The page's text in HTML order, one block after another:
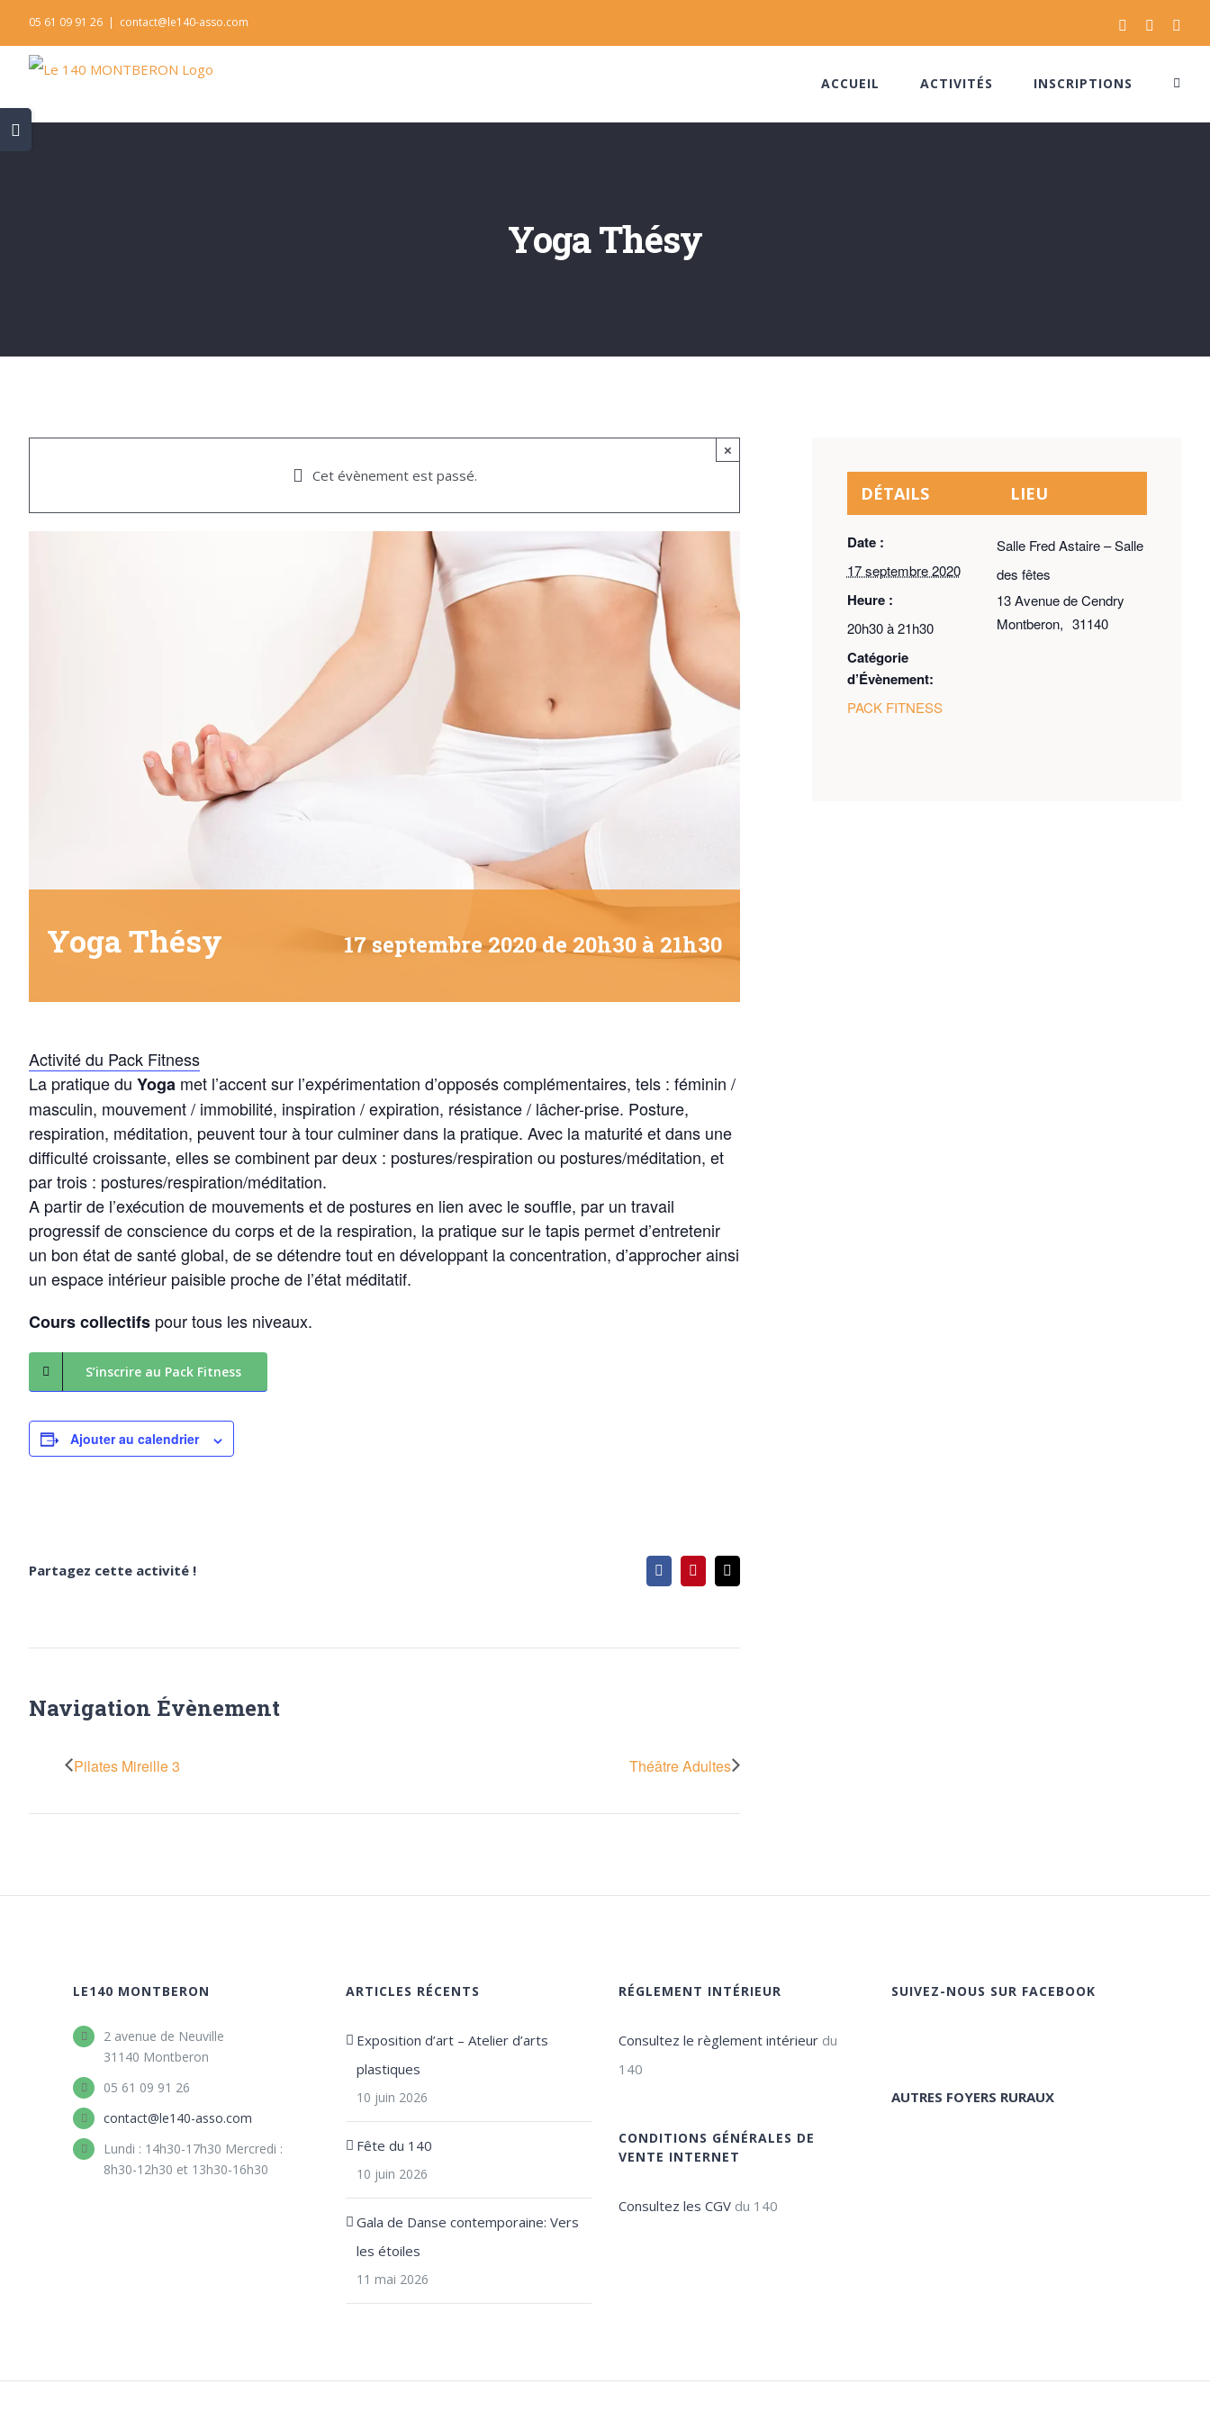
to
content
05 61 09 91 26 | contact@le140-asso.com FacebookInstagram
ACCUEIL ACTIVITÉS INSCRIPTIONS
Yoga Thésy
×
Cet évènement est passé.
Yoga Thésy 17 septembre 2020 de 20h30 à 21h30
Activité du Pack Fitness
La pratique du Yoga met l’accent sur l’expérimentation d’opposés complémentaires, tels : féminin /
masculin, mouvement / immobilité, inspiration / expiration, résistance / lâcher-prise. Posture,
respiration, méditation, peuvent tour à tour culminer dans la pratique. Avec la maturité et dans une
difficulté croissante, elles se combinent par deux : postures/respiration ou postures/méditation, et
par trois : postures/respiration/méditation.
A partir de l’exécution de mouvements et de postures en lien avec le souffle, par un travail
progressif de conscience du corps et de la respiration, la pratique sur le tapis permet d’entretenir
un bon état de santé global, de se détendre tout en développant la concentration, d’approcher ainsi
un espace intérieur paisible proche de l’état méditatif.
Cours collectifs pour tous les niveaux.
S’inscrire au Pack Fitness
Ajouter au calendrier
Partagez cette activité ! FacebookPinterest
Navigation Évènement
Pilates Mireille 3 Théâtre Adultes
DÉTAILS
Date :
17 septembre 2020
Heure :
20h30 à 21h30
Catégorie
d’Évènement:
PACK FITNESS
LIEU
Salle Fred Astaire – Salle
des fêtes
13 Avenue de Cendry
Montberon, 31140
LE140 MONTBERON
2 avenue de Neuville
31140 Montberon
05 61 09 91 26
contact@le140-asso.com
Lundi : 14h30-17h30 Mercredi :
8h30-12h30 et 13h30-16h30
ARTICLES RÉCENTS
Exposition d’art – Atelier d’arts
plastiques
10 juin 2026
Fête du 140
10 juin 2026
Gala de Danse contemporaine: Vers
les étoiles
11 mai 2026
RÉGLEMENT INTÉRIEUR
Consultez le règlement intérieurdu
140
CONDITIONS GÉNÉRALES DE
VENTE INTERNET
Consultez les CGVdu 140
SUIVEZ-NOUS SUR FACEBOOK
AUTRES FOYERS RURAUX
Toggle
Sliding